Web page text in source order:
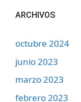
ARCHIVOS
octubre 2024
junio 2023
marzo 2023
febrero 2023